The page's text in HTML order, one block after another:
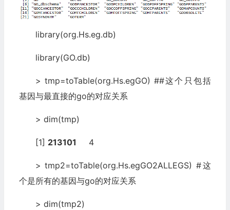
library(org.Hs.eg.db)
library(GO.db)
> tmp=toTable(org.Hs.egGO) ##这个只包括
基因与最直接的go的对应关系
> dim(tmp)
[1] 213101 4
> tmp2=toTable(org.Hs.egGO2ALLEGS) #这
个是所有的基因与go的对应关系
> dim(tmp2)